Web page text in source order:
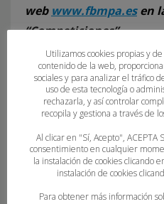
web www.fbmpa.esen
“Competiciones”.
36-22-23
Utilizamos cookies propias y
contenido de la web,
sociales y para analizar el tráfico
uso de esta tecnología o
rechazarla, y así controlar
recopila y gestiona a través de
Al clicar en "Sí, Acepto",
consentimiento en cualquier
la instalación de cookies clicando
instalación de cookies
Para obtener más información